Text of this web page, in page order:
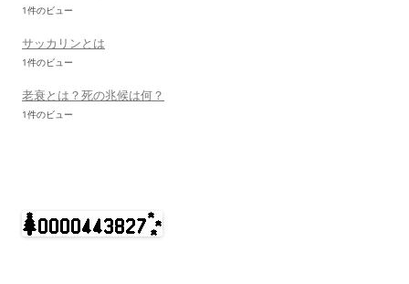
1件のビュー
サッカリンとは
1件のビュー
老衰とは？死の兆候は何？
1件のビュー